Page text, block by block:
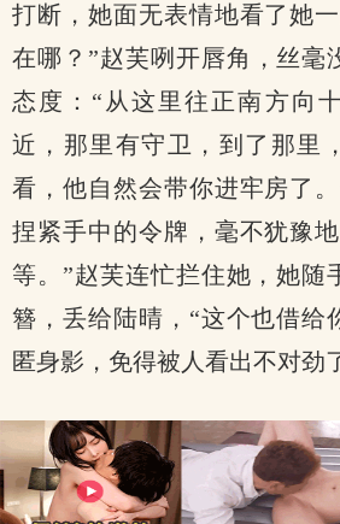
打断，她面无表情地看了她
在哪？”赵芙咧开唇角，丝毫
态度：“从这里往正南方向
近，那里有守卫，到了那里
看，他自然会带你进牢房了
捏紧手中的令牌，毫不犹豫
等。”赵芙连忙拦住她，她随
簪，丢给陆晴，“这个也借给
匿身影，免得被人看出不对劲